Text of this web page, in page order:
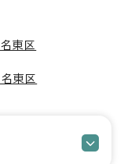
東区
東区